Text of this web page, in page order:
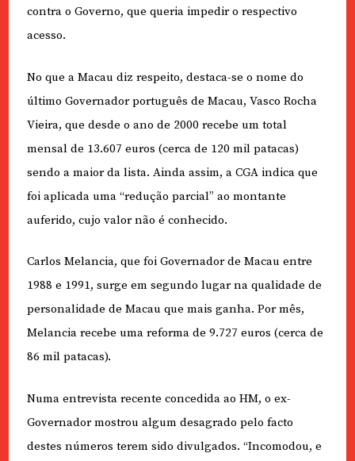
contra o Governo, que queria impedir o respectivo
acesso.
No que a Macau diz respeito, destaca-se o nome do
último Governador português de Macau, Vasco Rocha
Vieira, que desde o ano de 2000 recebe um total
mensal de 13.607 euros (cerca de 120 mil patacas)
sendo a maior da lista. Ainda assim, a CGA indica que
foi aplicada uma “redução parcial” ao montante
auferido, cujo valor não é conhecido.
Carlos Melancia, que foi Governador de Macau entre
1988 e 1991, surge em segundo lugar na qualidade de
personalidade de Macau que mais ganha. Por mês,
Melancia recebe uma reforma de 9.727 euros (cerca de
86 mil patacas).
Numa entrevista recente concedida ao HM, o ex-
Governador mostrou algum desagrado pelo facto
destes números terem sido divulgados. “Incomodou, e